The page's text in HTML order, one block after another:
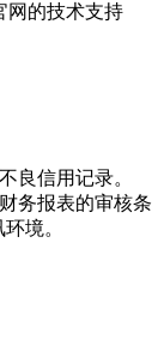
网的技术支持
良信用记录。
务报表的审核条
境。